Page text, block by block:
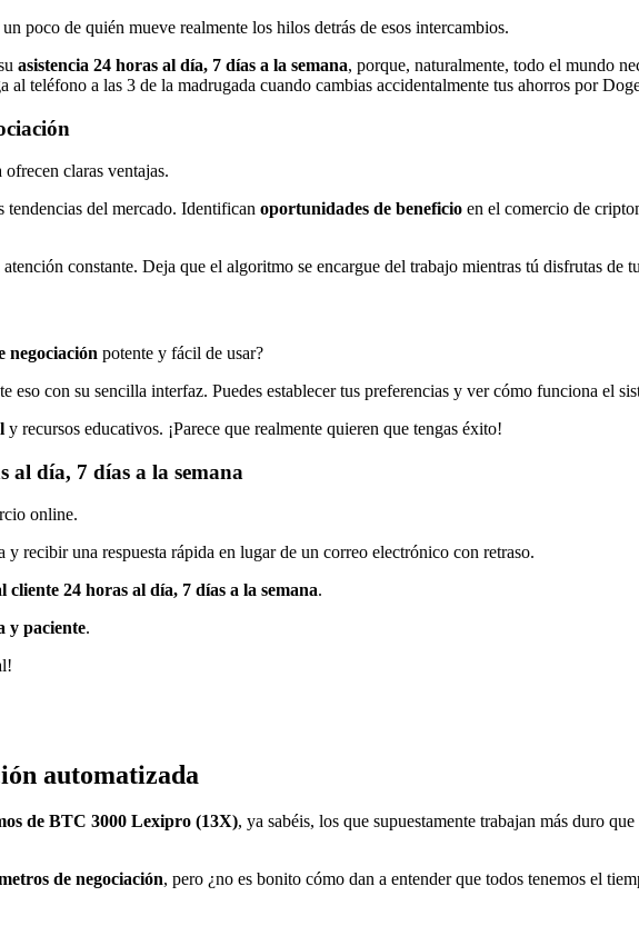
poco de quién mueve realmente los hilos detrás de esos intercambios.
asistencia 24 horas al día, 7 días a la semana, porque, naturalmente, todo el mundo
al teléfono a las 3 de la madrugada cuando cambias accidentalmente tus ahorros por
claras ventajas.
tendencias del mercado. Identifican oportunidades de beneficio en el comercio de
constante. Deja que el algoritmo se encargue del trabajo mientras tú disfrutas de
negociación potente y fácil de usar?
eso con su sencilla interfaz. Puedes establecer tus preferencias y ver cómo funciona el
y recursos educativos. ¡Parece que realmente quieren que tengas éxito!
al día, 7 días a la semana
online.
y recibir una respuesta rápida en lugar de un correo electrónico con retraso.
cliente 24 horas al día, 7 días a la semana.
y paciente.
automatizada
de BTC 3000 Lexipro (13X), ya sabéis, los que supuestamente trabajan más duro
de negociación, pero ¿no es bonito cómo dan a entender que todos tenemos el